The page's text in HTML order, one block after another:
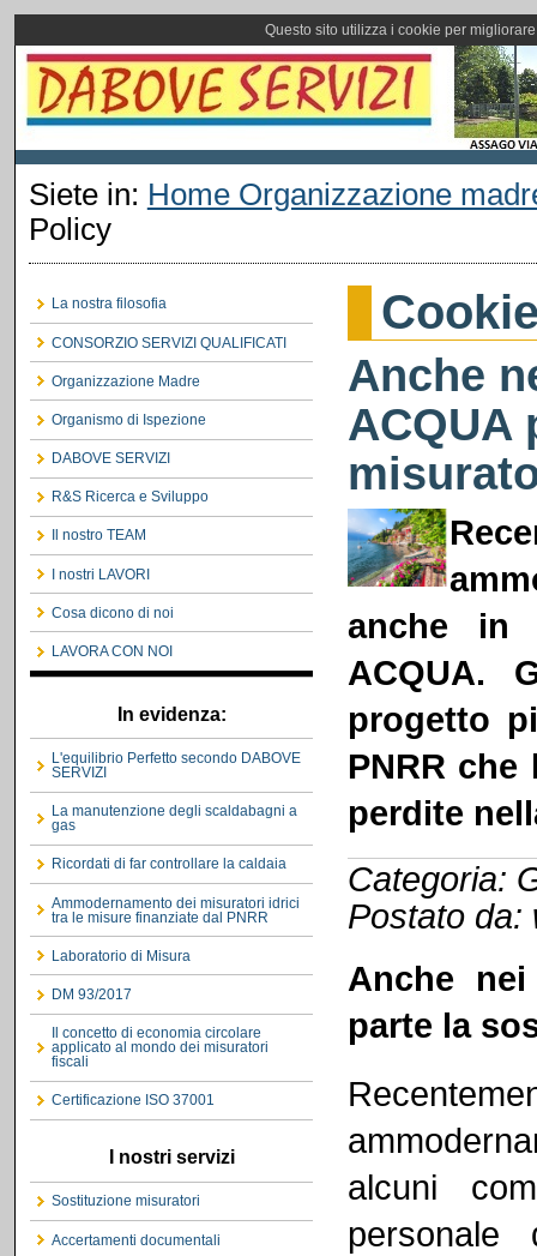
Questo sito utilizza i cookie per
Siete in: Home Organizzazione
Policy
La nostra filosofia
CONSORZIO SERVIZI QUALIFICATI
Organizzazione Madre
Organismo di Ispezione
DABOVE SERVIZI
R&S Ricerca e Sviluppo
Il nostro TEAM
I nostri LAVORI
Cosa dicono di noi
LAVORA CON NOI
In evidenza:
L'equilibrio Perfetto secondo DABOVE
SERVIZI
La manutenzione degli scaldabagni a
gas
Ricordati di far controllare la caldaia
Ammodernamento dei misuratori idrici
tra le misure finanziate dal PNRR
Laboratorio di Misura
DM 93/2017
Il concetto di economia circolare
applicato al mondo dei misuratori
fiscali
Certificazione ISO 37001
I nostri servizi
Sostituzione misuratori
Accertamenti documentali
Anche
ACQUA
anche in
ACQUA.
progetto
PNRR
perdite
Categoria:
Postato da:
Anche
parte la
alcuni
personale